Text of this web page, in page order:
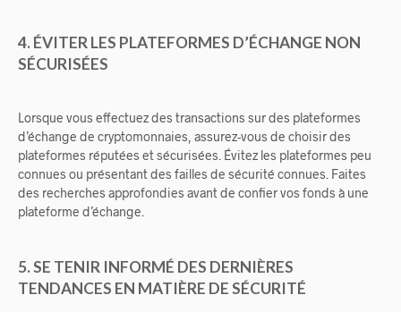
4. ÉVITER LES PLATEFORMES D’ÉCHANGE NON
SÉCURISÉES
Lorsque vous effectuez des transactions sur des plateformes
d’échange de cryptomonnaies, assurez-vous de choisir des
plateformes réputées et sécurisées. Évitez les plateformes peu
connues ou présentant des failles de sécurité connues. Faites
des recherches approfondies avant de confier vos fonds à une
plateforme d’échange.
5. SE TENIR INFORMÉ DES DERNIÈRES
TENDANCES EN MATIÈRE DE SÉCURITÉ